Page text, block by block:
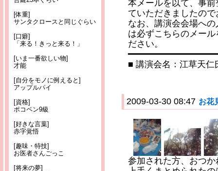
[体重]
サンタクロースと同じぐらい
[口癖]
「来る！きっと来る！」
[いま一番欲しい物]
才能
[自分をモノに例えると]
アップルパイ
[資格]
ポコペン9級
[好きな言葉]
赤字覚悟
[趣味・特技]
お医者さんごっこ
[将来の夢]
本メールを以て、事
ていただきましたの
なお、講演会会場へ
は必ずこちらのメー
ださい。
■ 講演会名：江草天
2009-03-30 08:47 お花
参加された方、おつ